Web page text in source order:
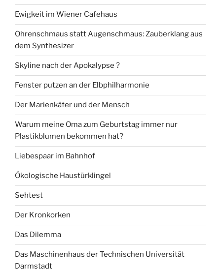
Ewigkeit im Wiener Cafehaus
Ohrenschmaus statt Augenschmaus: Zauberklang aus
dem Synthesizer
Skyline nach der Apokalypse ?
Fenster putzen an der Elbphilharmonie
Der Marienkäfer und der Mensch
Warum meine Oma zum Geburtstag immer nur
Plastikblumen bekommen hat?
Liebespaar im Bahnhof
Ökologische Haustürklingel
Sehtest
Der Kronkorken
Das Dilemma
Das Maschinenhaus der Technischen Universität
Darmstadt